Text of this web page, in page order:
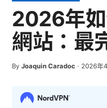
2026年
網站：最
By Joaquin Caradoc · 2026年